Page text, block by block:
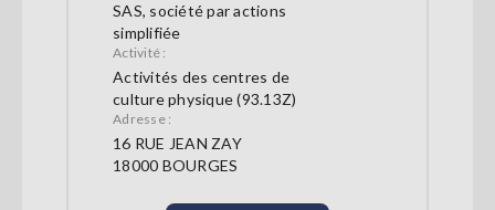
SAS, société par actions
simplifiée
Activité :
Activités des centres de
culture physique (93.13Z)
Adresse :
16 RUE JEAN ZAY
18000 BOURGES